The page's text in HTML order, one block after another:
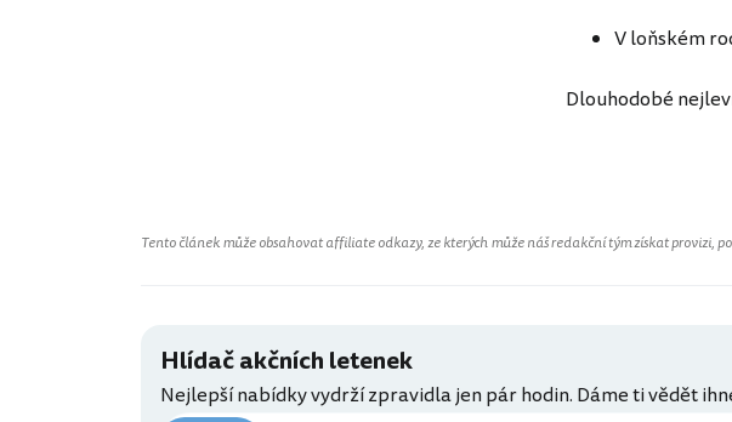
V loňském
Dlouhodobé
Tento článek může obsahovat affiliate odkazy, ze kterých může náš redakční tým získat provizi,
Hlídač akčních letenek
Nejlepší nabídky vydrží zpravidla jen pár hodin. Dáme ti vědět